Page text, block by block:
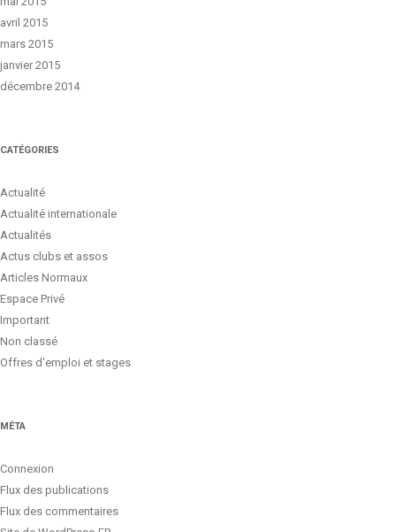
avril 2015
mars 2015
janvier 2015
décembre 2014
CATÉGORIES
Actualité
Actualité internationale
Actualités
Actus clubs et assos
Articles Normaux
Espace Privé
Important
Non classé
Offres d'emploi et stages
MÉTA
Connexion
Flux des publications
Flux des commentaires